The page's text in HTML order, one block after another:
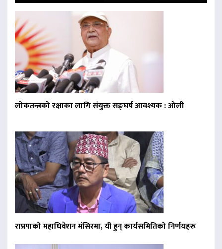
लोकतन्त्रको रक्षाका लागि संयुक्त सङ्घर्ष आवश्यक : ओली
राप्रपाको महाधिवेशन मंसिरमा, यी हुन् कार्यसमितिको निर्णयहरू